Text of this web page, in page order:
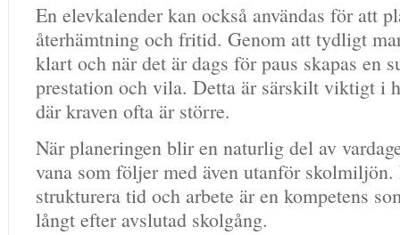
En elevkalender kan också användas för att
återhämtning och fritid. Genom att tydligt
klart och när det är dags för paus skapas en
prestation och vila. Detta är särskilt viktigt i
där kraven ofta är större.
När planeringen blir en naturlig del av
vana som följer med även utanför skolmiljön.
strukturera tid och arbete är en kompetens
långt efter avslutad skolgång.